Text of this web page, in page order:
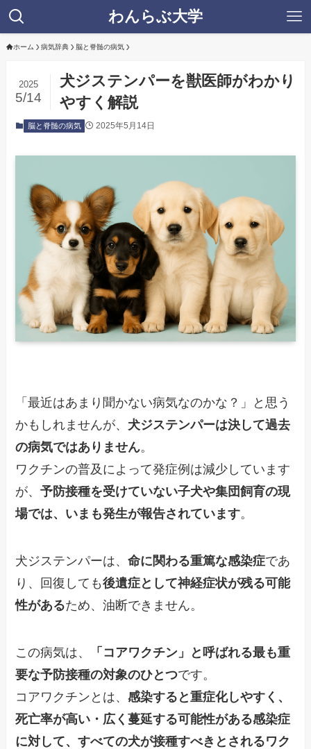
わんらぶ大学
ホーム 病気辞典 脳と脊髄の病気
犬ジステンパーを獣医師がわかり
やすく解説
2025
5/14
脳と脊髄の病気 2025年5月14日
「最近はあまり聞かない病気なのかな？」と思う
かもしれませんが、 犬ジステンパーは決して過去
の病気ではありません。
ワクチンの普及によって発症例は減少しています
が、予防接種を受けていない子犬や集団飼育の現
場では、いまも発生が報告されています。
犬ジステンパーは、命に関わる重篤な感染症であ
り、回復しても後遺症として神経症状が残る可能
性があるため、油断できません。
この病気は、
「コアワクチン」と呼ばれる最も重
要な予防接種の対象のひとつです。
コアワクチンとは、感染すると重症化しやすく、
死亡率が高い・広く蔓延する可能性がある感染症
に対して、すべての犬が接種すべきとされるワク